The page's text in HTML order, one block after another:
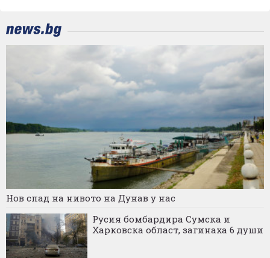
Нов спад на нивото на Дунав у нас
Русия бомбардира Сумска и
Харковска област, загинаха 6 души